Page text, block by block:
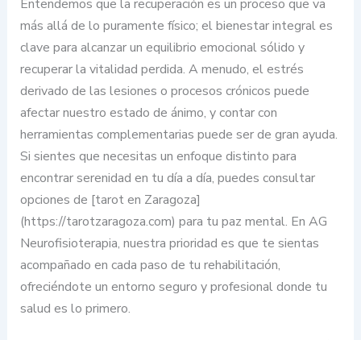
Entendemos que la recuperación es un proceso que va
más allá de lo puramente físico; el bienestar integral es
clave para alcanzar un equilibrio emocional sólido y
recuperar la vitalidad perdida. A menudo, el estrés
derivado de las lesiones o procesos crónicos puede
afectar nuestro estado de ánimo, y contar con
herramientas complementarias puede ser de gran ayuda.
Si sientes que necesitas un enfoque distinto para
encontrar serenidad en tu día a día, puedes consultar
opciones de [tarot en Zaragoza]
(https://tarotzaragoza.com) para tu paz mental. En AG
Neurofisioterapia, nuestra prioridad es que te sientas
acompañado en cada paso de tu rehabilitación,
ofreciéndote un entorno seguro y profesional donde tu
salud es lo primero.